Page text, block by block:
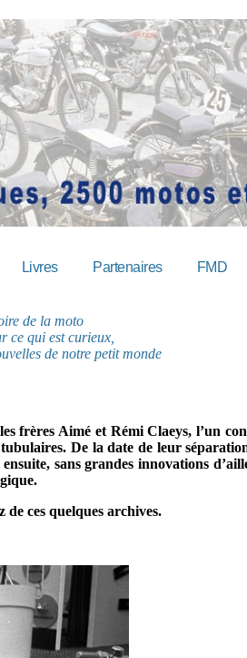
Livres Partenaires FMD
de la moto
ce qui est curieux,
de notre petit monde
frères Aimé et Rémi Claeys, l’un
De la date de leur
sans grandes innovations
ces quelques archives.